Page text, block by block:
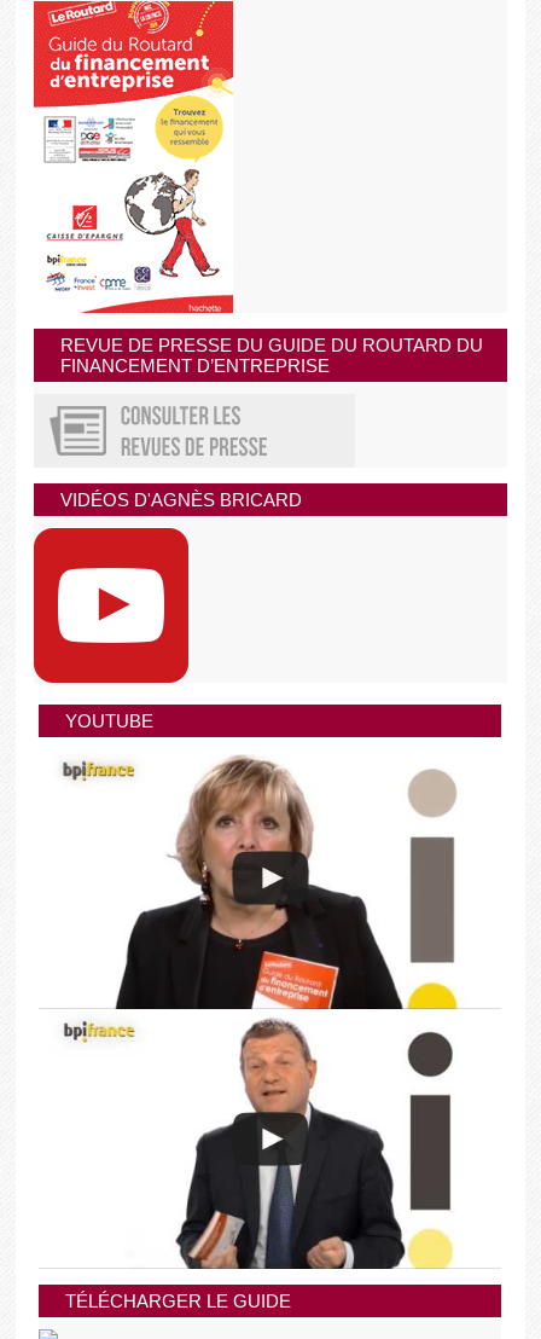
REVUE DE PRESSE DU GUIDE DU ROUTARD DU
FINANCEMENT D’ENTREPRISE
VIDÉOS D'AGNÈS BRICARD
YOUTUBE
TÉLÉCHARGER LE GUIDE